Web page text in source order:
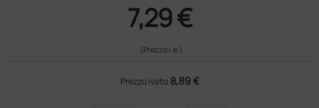
7,29 €
(Prezzo i.e.)
Prezzo ivato 8,89 €